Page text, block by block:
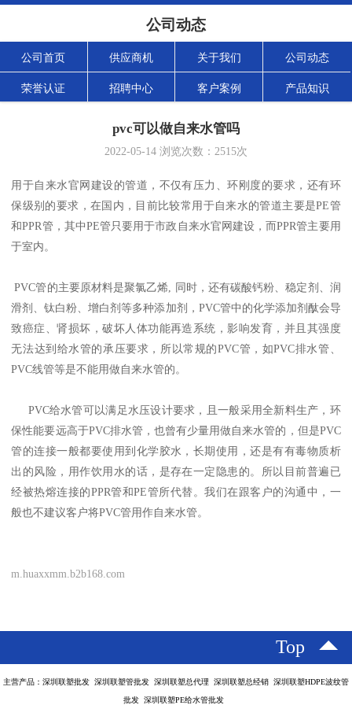
公司动态
公司首页 供应商机 关于我们 公司动态
荣誉认证 招聘中心 客户案例 产品知识
pvc可以做自来水管吗
2022-05-14 浏览次数： 2515次
用于自来水官网建设的管道，不仅有压力、环刚度的要求，还有环
保级别的要求，在国内，目前比较常用于自来水的管道主要是PE管
和PPR管，其中PE管只要用于市政自来水官网建设，而PPR管主要用
于室内。
PVC管的主要原材料是聚氯乙烯, 同时，还有碳酸钙粉、稳定剂、润
滑剂、钛白粉、增白剂等多种添加剂，PVC管中的化学添加剂酞会导
致癌症、肾损坏，破坏人体功能再造系统，影响发育，并且其强度
无法达到给水管的承压要求，所以常规的PVC管，如PVC排水管、
PVC线管等是不能用做自来水管的。
PVC给水管可以满足水压设计要求，且一般采用全新料生产，环
保性能要远高于PVC排水管，也曾有少量用做自来水管的，但是PVC
管的连接一般都要使用到化学胶水，长期使用，还是有有毒物质析
出的风险，用作饮用水的话，是存在一定隐患的。所以目前普遍已
经被热熔连接的PPR管和PE管所代替。我们在跟客户的沟通中，一
般也不建议客户将PVC管用作自来水管。
m.huaxxmm.b2b168.com
Top
主营产品：深圳联塑批发 深圳联塑管批发 深圳联塑总代理 深圳联塑总经销 深圳联塑HDPE波纹管
批发 深圳联塑PE给水管批发